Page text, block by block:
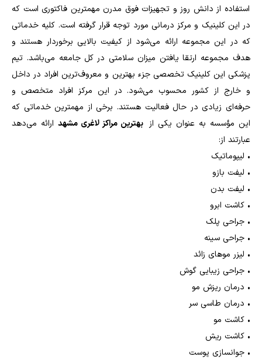
استفاده از دانش روز و تجهیزات فوق مدرن مهمترین فاکتوری است که
در این کلینیک و مرکز درمانی مورد توجه قرار گرفته است. کلیه خدماتی
که در این مجموعه ارائه می‌شود از کیفیت بالایی برخوردار هستند و
هدف مجموعه ارتقا یافتن میزان سلامتی در کل جامعه می‌باشد. تیم
پزشکی این کلینیک تخصصی جزء بهترین و معروف‌ترین افراد در داخل
و خارج از کشور محسوب می‌شود. در این مرکز افراد متخصص و
حرفه‌ای زیادی در حال فعالیت هستند. برخی از مهمترین خدماتی که
این مؤسسه به عنوان یکی از بهترین مراکز لاغری مشهد ارائه می‌دهد
عبارتند از:
• لیپوماتیک
• لیفت بازو
• لیفت بدن
• کاشت ابرو
• جراحی پلک
• جراحی سینه
• لیزر مو‌های زائد
• جراحی زیبایی گوش
• درمان ریزش مو
• درمان طاسی سر
• کاشت مو
• کاشت ریش
• جوانسازی پوست